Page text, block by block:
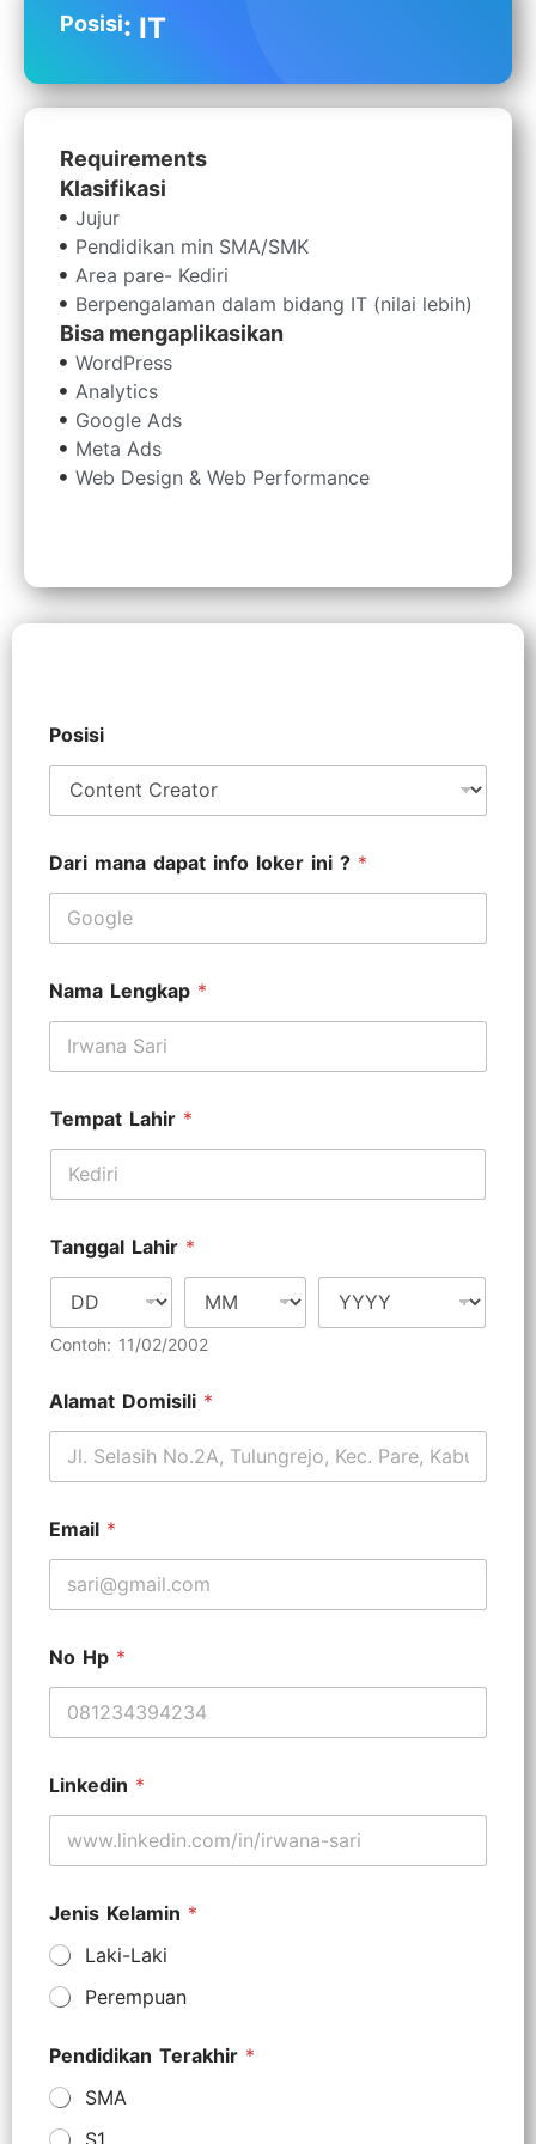
Metode pembelajaran yang efektif
Pengajar yang berpengalaman dan profesional
Fasilitas yang lengkap dan modern
Komunitas yang positif dan suportif
Posisi: IT
Requirements
Klasifikasi
Jujur
Pendidikan min SMA/SMK
Area pare- Kediri
Berpengalaman dalam bidang IT (nilai lebih)
Bisa mengaplikasikan
WordPress
Analytics
Google Ads
Meta Ads
Web Design & Web Performance
Posisi
Dari mana dapat info loker ini ? *
Nama Lengkap *
Tempat Lahir *
Tanggal Lahir *
Contoh: 11/02/2002
Alamat Domisili *
Email *
No Hp *
Linkedin *
Jenis Kelamin *
Laki-Laki
Perempuan
Pendidikan Terakhir *
SMA
S1